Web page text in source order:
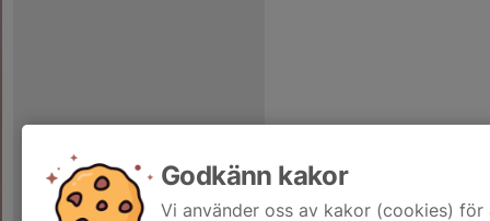
Godkänn kakor
Vi använder oss av kakor (cookies)